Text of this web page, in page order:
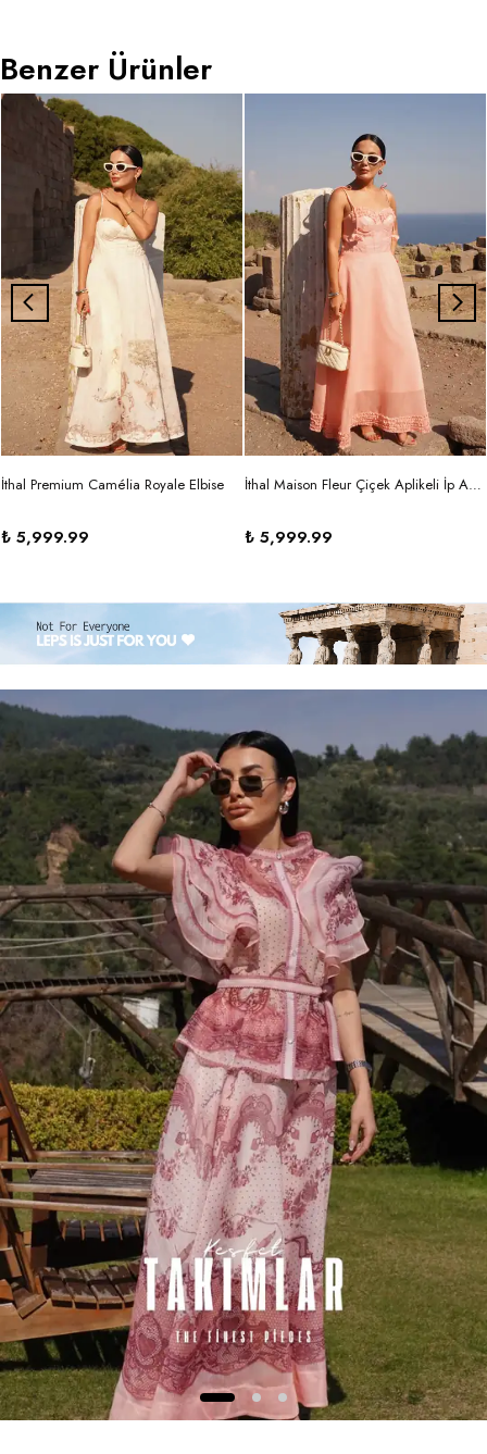
Benzer Ürünler
İthal Premium Camélia Royale Elbise
₺ 5,999.99
İthal Maison Fleur Çiçek Aplikeli İp Askılı Maxi Elbise
₺ 5,999.99